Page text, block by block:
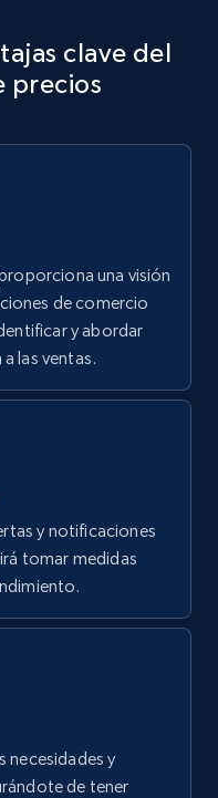
Initial
by using
Initial
count, and
Product
clave del
precios
una visión
de comercio
y abordar
las ventas.
y notificaciones
tomar medidas
necesidades y
de tener